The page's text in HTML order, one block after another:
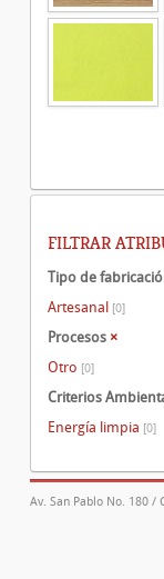
FILTRAR
Tipo de
Artesanal [0]
Procesos ×
Otro [0]
Criterios
Energía limpia [0]
Av. San Pablo No. 180 /